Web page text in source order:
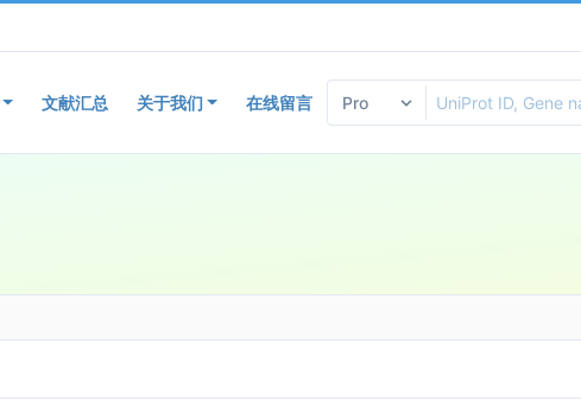
文献汇总 关于我们 在线留言